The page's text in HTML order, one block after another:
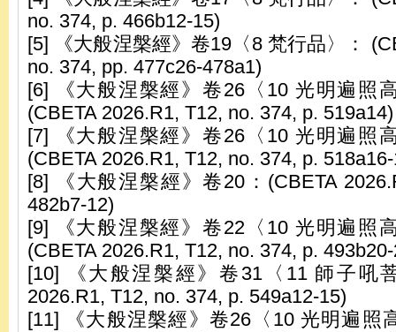
no. 374, p. 466b12-15)
[5] 《大般涅槃經》卷19〈8 梵行品〉：
no. 374, pp. 477c26-478a1)
[6] 《大般涅槃經》卷26〈10 光明遍照
(CBETA 2026.R1, T12, no. 374, p. 519a14)
[7] 《大般涅槃經》卷26〈10 光明遍照
(CBETA 2026.R1, T12, no. 374, p.
[8] 《大般涅槃經》卷20：(CBETA
482b7-12)
[9] 《大般涅槃經》卷22〈10 光明遍照
(CBETA 2026.R1, T12, no. 374, p.
[10] 《大般涅槃經》卷31〈11 師子吼
2026.R1, T12, no. 374, p. 549a12-15)
[11] 《大般涅槃經》卷26〈10 光明遍照